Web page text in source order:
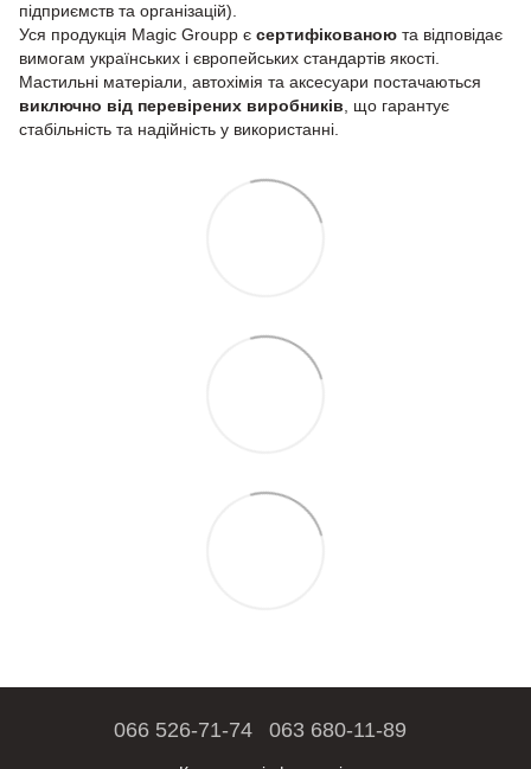
підприємств та організацій).
Уся продукція Magic Groupp є сертифікованою та відповідає
вимогам українських і європейських стандартів якості.
Мастильні матеріали, автохімія та аксесуари постачаються
виключно від перевірених виробників, що гарантує
стабільність та надійність у використанні.
066 526-71-74 063 680-11-89